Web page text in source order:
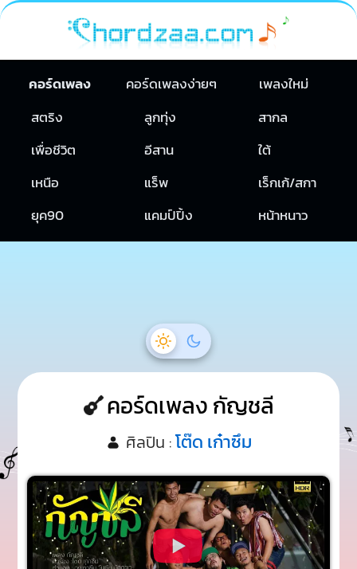
คอร์ดเพลง คอร์ดเพลงง่ายๆ
เพลงใหม่
สตริง
ลูกทุ่ง
สากล
เพื่อชีวิต
อีสาน
ใต้
เหนือ
แร็พ
เร็กเก้/สกา
ยุค90
แคมป์ปิ้ง หน้าหนาว
คอร์ดเพลง กัญชลี
ศิลปิน :โต๊ด เก๋าซึม